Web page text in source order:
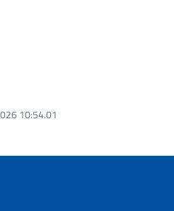
10:54.01